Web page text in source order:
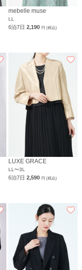
mebelle muse
LL
6泊7日2,190円 (税込)
LUXE GRACE
LL〜3L
6泊7日2,590円 (税込)